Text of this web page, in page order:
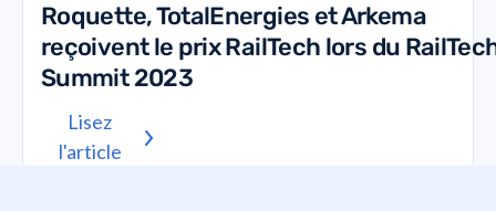
Roquette, TotalEnergies et Arkema
reçoivent le prix RailTech lors du
Summit 2023
Lisez
l'article